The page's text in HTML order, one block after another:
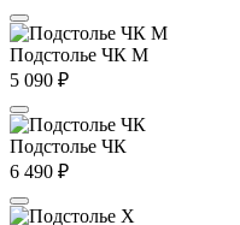
Подстолье ЧК М
5 090 ₽
Подстолье ЧК
6 490 ₽